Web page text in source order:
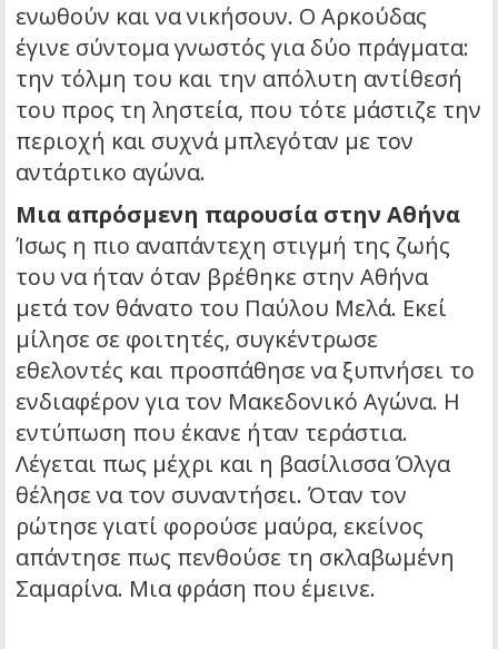
ενωθούν και να νικήσουν. Ο Αρκούδας
έγινε σύντομα γνωστός για δύο πράγματα:
την τόλμη του και την απόλυτη αντίθεσή
του προς τη ληστεία, που τότε μάστιζε την
περιοχή και συχνά μπλεγόταν με τον
αντάρτικο αγώνα.
Μια απρόσμενη παρουσία στην Αθήνα
Ίσως η πιο αναπάντεχη στιγμή της ζωής
του να ήταν όταν βρέθηκε στην Αθήνα
μετά τον θάνατο του Παύλου Μελά. Εκεί
μίλησε σε φοιτητές, συγκέντρωσε
εθελοντές και προσπάθησε να ξυπνήσει το
ενδιαφέρον για τον Μακεδονικό Αγώνα. Η
εντύπωση που έκανε ήταν τεράστια.
Λέγεται πως μέχρι και η βασίλισσα Όλγα
θέλησε να τον συναντήσει. Όταν τον
ρώτησε γιατί φορούσε μαύρα, εκείνος
απάντησε πως πενθούσε τη σκλαβωμένη
Σαμαρίνα. Μια φράση που έμεινε.